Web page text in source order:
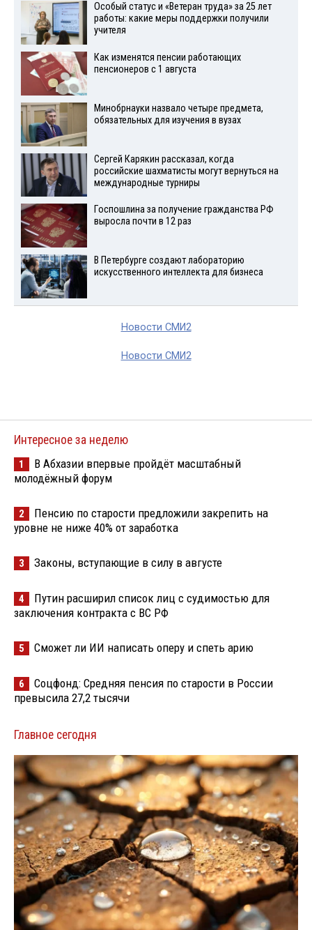
Особый статус и «Ветеран труда» за 25 лет
работы: какие меры поддержки получили
учителя
Как изменятся пенсии работающих
пенсионеров с 1 августа
Минобрнауки назвало четыре предмета,
обязательных для изучения в вузах
Сергей Карякин рассказал, когда
российские шахматисты могут вернуться на
международные турниры
Госпошлина за получение гражданства РФ
выросла почти в 12 раз
В Петербурге создают лабораторию
искусственного интеллекта для бизнеса
Новости СМИ2
Новости СМИ2
Интересное за неделю
1
В Абхазии впервые пройдёт масштабный
молодёжный форум
2
Пенсию по старости предложили закрепить на
уровне не ниже 40% от заработка
3 Законы, вступающие в силу в августе
4
Путин расширил список лиц с судимостью для
заключения контракта с ВС РФ
5 Сможет ли ИИ написать оперу и спеть арию
6
Соцфонд: Средняя пенсия по старости в России
превысила 27,2 тысячи
Главное сегодня